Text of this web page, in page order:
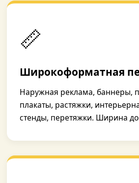
📏
Широкоформатная
Наружная реклама, баннеры,
плакаты, растяжки,
стенды, перетяжки. Ширина